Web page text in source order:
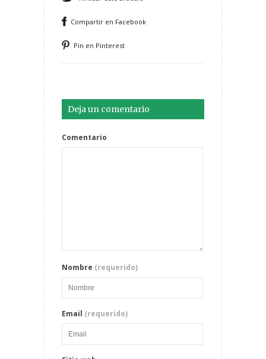
Compartir en Facebook
Pin en Pinterest
Deja un comentario
Comentario
Nombre (requerido)
Email (requerido)